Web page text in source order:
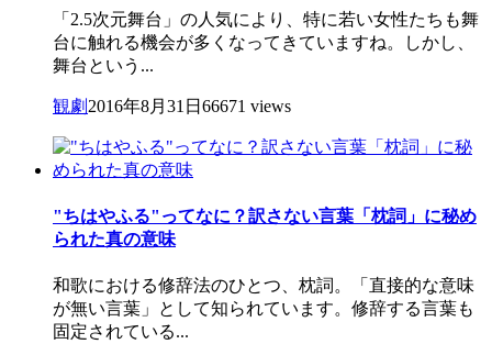
「2.5次元舞台」の人気により、特に若い女性たちも舞
台に触れる機会が多くなってきていますね。しかし、
舞台という...
観劇 2016年8月31日 66671 views
"ちはやふる"ってなに？訳さない言葉「枕詞」に秘め
られた真の意味
和歌における修辞法のひとつ、枕詞。「直接的な意味
が無い言葉」として知られています。修辞する言葉も
固定されている...